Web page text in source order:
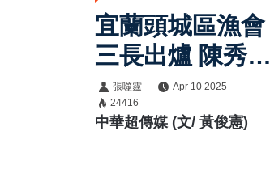
宜蘭頭城區漁會
三長出爐 陳秀暖
當選理事長 近半
年改選風波終告
張噬霆
Apr 10 2025
24416
中華超傳媒 (文/ 黃俊憲)